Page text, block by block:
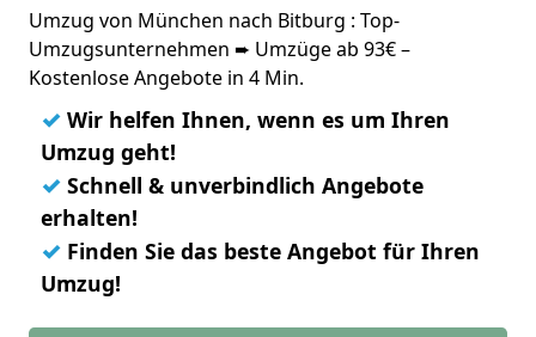
Umzug von München nach Bitburg : Top-
Umzugsunternehmen ➨ Umzüge ab 93€ –
Kostenlose Angebote in 4 Min.
✓ Wir helfen Ihnen, wenn es um Ihren
Umzug geht!
✓ Schnell & unverbindlich Angebote
erhalten!
✓ Finden Sie das beste Angebot für Ihren
Umzug!